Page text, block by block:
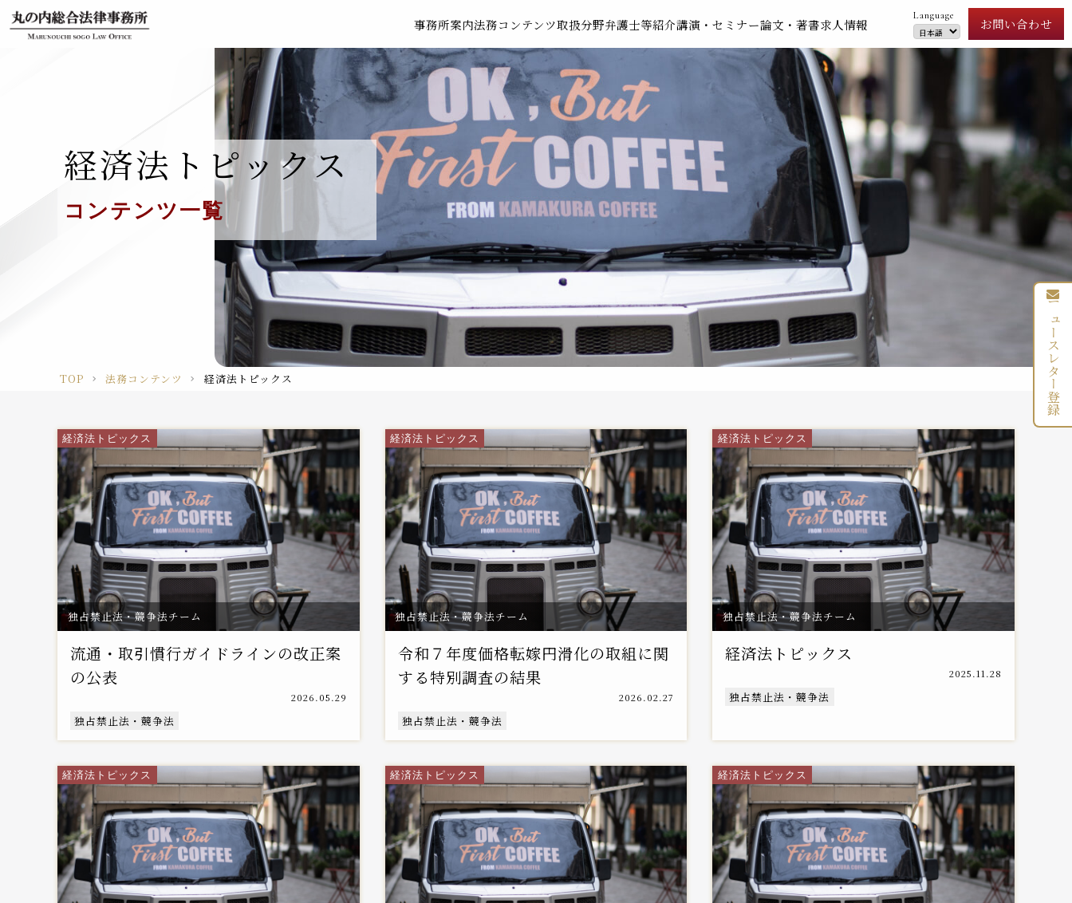
ニュースレター登録
お問い合わせ
事務所案内法務コンテンツ取扱分野弁護士等紹介講演・セミナー論文・著書求人情報
Language
経済法トピックス
コンテンツ一覧
TOP 法務コンテンツ 経済法トピックス
経済法トピックス
独占禁止法・競争法チーム
流通・取引慣行ガイドラインの改正案
の公表
2026.05.29
独占禁止法・競争法
経済法トピックス
独占禁止法・競争法チーム
令和７年度価格転嫁円滑化の取組に関
する特別調査の結果
2026.02.27
独占禁止法・競争法
経済法トピックス
独占禁止法・競争法チーム
経済法トピックス
2025.11.28
独占禁止法・競争法
経済法トピックス 経済法トピックス 経済法トピックス